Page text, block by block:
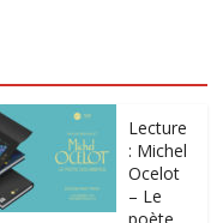
Lecture
: Michel
Ocelot
– Le
poète